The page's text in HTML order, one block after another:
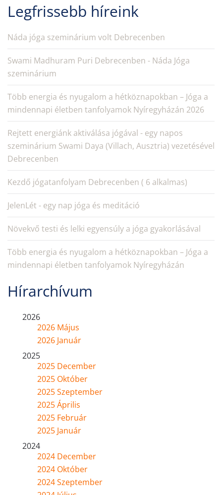
Legfrissebb híreink
Náda jóga szeminárium volt Debrecenben
Swami Madhuram Puri Debrecenben - Náda Jóga
szeminárium
Több energia és nyugalom a hétköznapokban – Jóga a
mindennapi életben tanfolyamok Nyíregyházán 2026
Rejtett energiánk aktiválása jógával - egy napos
szeminárium Swami Daya (Villach, Ausztria) vezetésével
Debrecenben
Kezdő jógatanfolyam Debrecenben ( 6 alkalmas)
JelenLét - egy nap jóga és meditáció
Növekvő testi és lelki egyensúly a jóga gyakorlásával
Több energia és nyugalom a hétköznapokban – Jóga a
mindennapi életben tanfolyamok Nyíregyházán
Hírarchívum
2026
2026 Május
2026 Január
2025
2025 December
2025 Október
2025 Szeptember
2025 Április
2025 Február
2025 Január
2024
2024 December
2024 Október
2024 Szeptember